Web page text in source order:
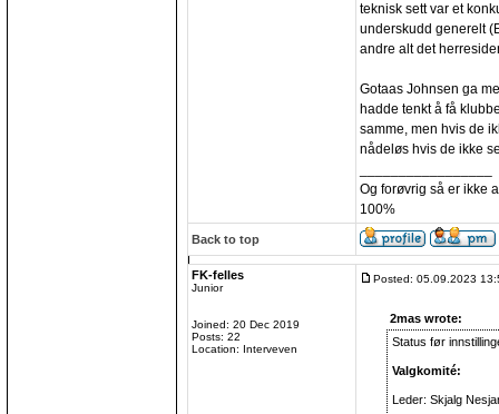
teknisk sett var et
underskudd generelt
andre alt det
Gotaas Johnsen ga
hadde tenkt å få
samme, men hvis de
nådeløs hvis de ikke
Og forøvrig så er ikke
100%
Back to top
FK-felles
Junior
Joined: 20 Dec 2019
Posts: 22
Location: Interveven
Posted: 05.09.2023
2mas wrote:
Status før
Valgkomité:
Leder: Skjalg